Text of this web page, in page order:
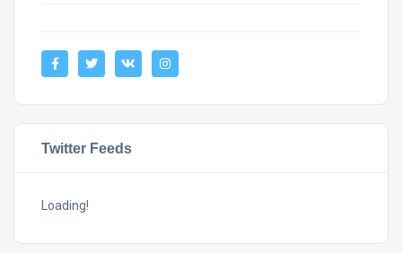
Twitter Feeds
Loading!